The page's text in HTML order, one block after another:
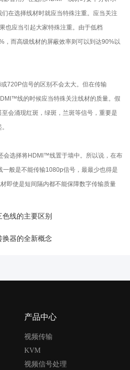
在选择线材时就应当特殊注重。应当关注
也应当引起大家特殊注重。由于低档
而高级线材的屏蔽效率则可以到达90%以
720P信号的区别不会太大。但在传输
线的时候应当特殊关注线材的质量。假
会涌现红斑，绿斑，兰斑等信号，重要是
会选择将HDMI™线置于墙中。所以说，在布
般是不能传输1080p信号，最最少也得是
即使是短间隔内都不能保障数字传输质量
线的主要区别
器的全新概念
产品中心
视频传输
KVM
视频信号处理